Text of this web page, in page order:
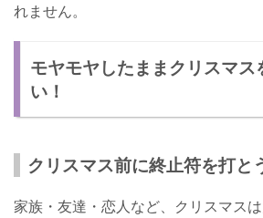
れません。
モヤモヤしたままクリスマス
い！
クリスマス前に終止符を打と
家族・友達・恋人など、クリスマス